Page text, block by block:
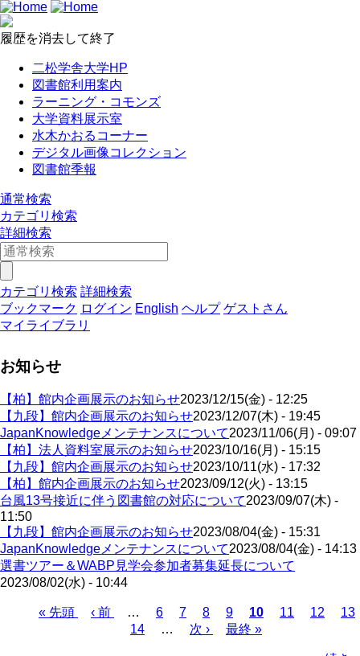
履歴を消去して終了
二松学舎大学HP
図書館利用案内
ラーニング・コモンズ
大学資料展示室
水木かおるコーナー
デジタル画像コレクション
図書館季報
通常検索
カテゴリ検索
詳細検索
カテゴリ検索 詳細検索
ブックマーク ログイン English ヘルプ ゲストさん
マイライブラリ
お知らせ
【柏】館内企画展示のお知らせ2023/12/15(金) - 12:25
【九段】館内企画展示のお知らせ2023/12/07(木) - 19:45
JapanKnowledgeメンテナンスについて2023/11/06(月) - 09:07
【柏】法人資料室展示のお知らせ2023/10/16(月) - 15:15
【九段】館内企画展示のお知らせ2023/10/11(水) - 17:32
【柏】館内企画展示のお知らせ2023/09/12(火) - 13:15
台風13号接近に伴う図書館の対応について2023/09/07(木) -
11:50
【九段】館内企画展示のお知らせ2023/08/04(金) - 15:31
JapanKnowledgeメンテナンスについて2023/08/04(金) - 14:13
選書ツアー＆WABP見学会参加者募集延長について
2023/08/02(水) - 10:44
先
« 先頭
前
‹ 前 …
ペ
ー
6
ペ
ー
7
ペ
ー
8
ペ
ー
9
カ
レ
10
ペ
11
ペ
12
ペ
13
ペ
14 …
次
次 ›
最
最終 »